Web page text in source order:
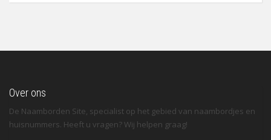
Over ons
De Naamborden Site, specialist op het gebied van naambordjes en
huisnummers. Heeft u vragen? Wij helpen graag!